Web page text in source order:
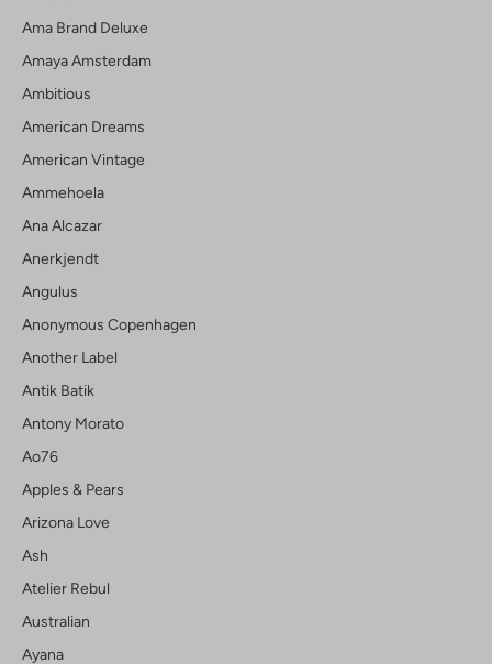
Ama Brand Deluxe
Amaya Amsterdam
Ambitious
American Dreams
American Vintage
Ammehoela
Ana Alcazar
Anerkjendt
Angulus
Anonymous Copenhagen
Another Label
Antik Batik
Antony Morato
Ao76
Apples & Pears
Arizona Love
Ash
Atelier Rebul
Australian
Ayana